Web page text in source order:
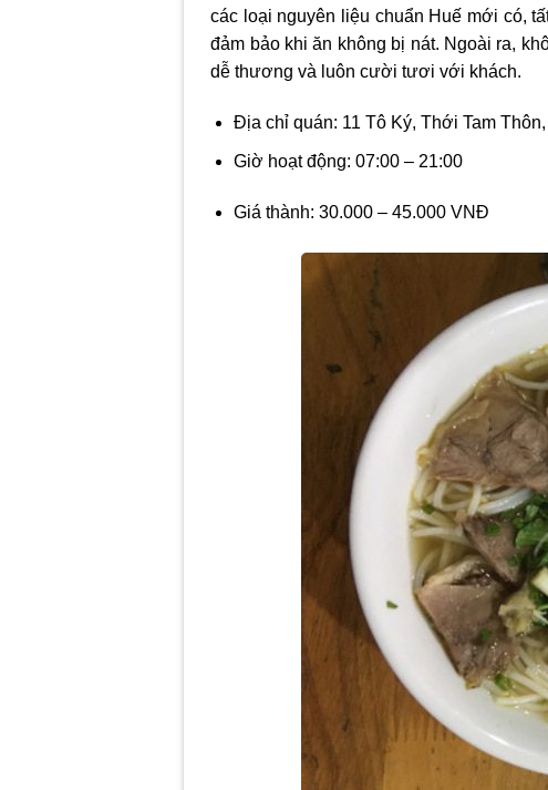
các loại nguyên liệu chuẩn Huế mới có,
đảm bảo khi ăn không bị nát. Ngoài ra,
dễ thương và luôn cười tươi với khách.
Địa chỉ quán: 11 Tô Ký, Thới Tam
Giờ hoạt động: 07:00 – 21:00
Giá thành: 30.000 – 45.000 VNĐ